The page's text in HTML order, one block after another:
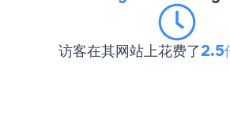
访客在其网站上花费了2.5